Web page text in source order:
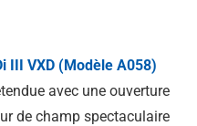
III VXD (Modèle A058)
avec une ouverture
de champ spectaculaire